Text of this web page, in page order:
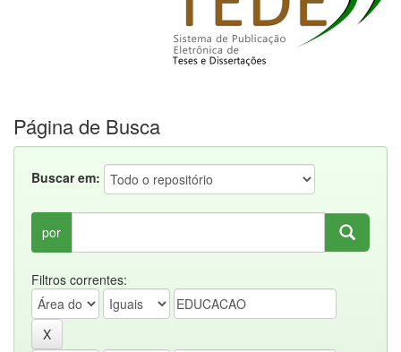
Página de Busca
Buscar em:
por
Filtros correntes: